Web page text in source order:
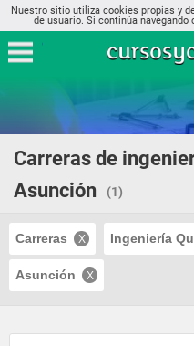
Nuestro sitio utiliza cookies propias y
de usuario. Si continúa
Carreras de
Asunción
(1)
Carreras Ingeniería
Asunción